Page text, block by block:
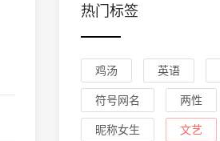
热门标签
鸡汤 英语
符号网名 两性
昵称女生 文艺